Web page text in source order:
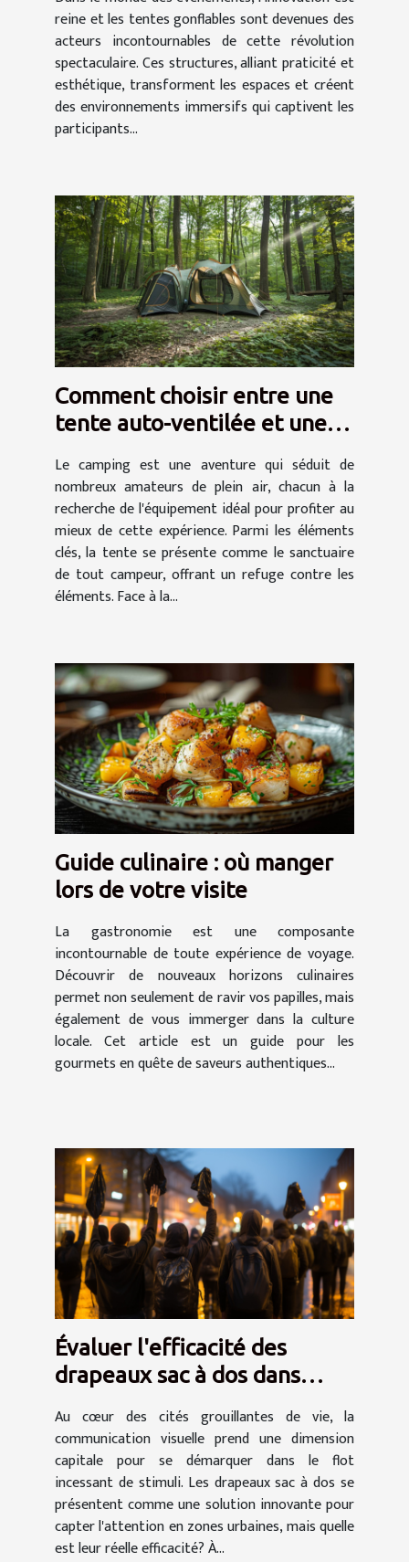
reine et les tentes gonflables sont devenues des
acteurs incontournables de cette révolution
spectaculaire. Ces structures, alliant praticité et
esthétique, transforment les espaces et créent
des environnements immersifs qui captivent les
participants...
Comment choisir entre une
tente auto-ventilée et une
Le camping est une aventure qui séduit de
nombreux amateurs de plein air, chacun à la
recherche de l'équipement idéal pour profiter au
mieux de cette expérience. Parmi les éléments
clés, la tente se présente comme le sanctuaire
de tout campeur, offrant un refuge contre les
éléments. Face à la...
Guide culinaire : où manger
lors de votre visite
La gastronomie est une composante
incontournable de toute expérience de voyage.
Découvrir de nouveaux horizons culinaires
permet non seulement de ravir vos papilles, mais
également de vous immerger dans la culture
locale. Cet article est un guide pour les
gourmets en quête de saveurs authentiques...
Évaluer l'efficacité des
drapeaux sac à dos dans
Au cœur des cités grouillantes de vie, la
communication visuelle prend une dimension
capitale pour se démarquer dans le flot
incessant de stimuli. Les drapeaux sac à dos se
présentent comme une solution innovante pour
capter l'attention en zones urbaines, mais quelle
est leur réelle efficacité? À...